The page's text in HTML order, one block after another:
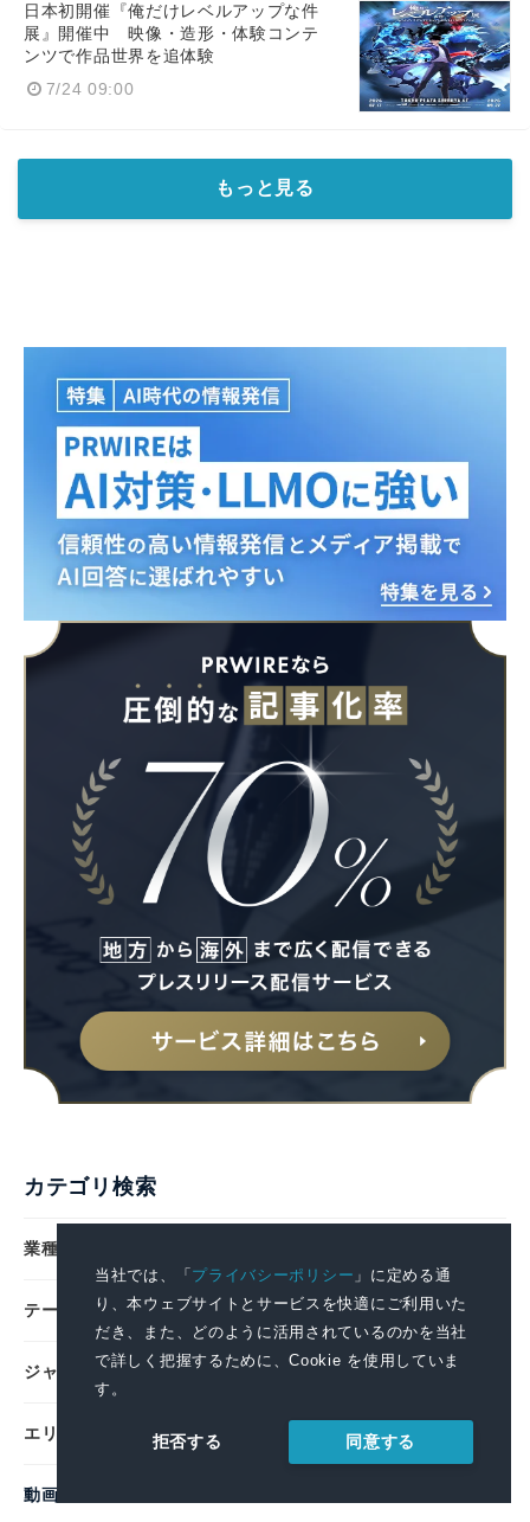
当社では、「プライバシーポリシー 」に定める通
り、本ウェブサイトとサービスを快適にご利用いた
だき、また、どのように活用されているのかを当社
で詳しく把握するために、Cookie を使用していま
す。
拒否する 同意する
日本初開催『俺だけレベルアップな件
展』開催中 映像・造形・体験コンテ
ンツで作品世界を追体験
7/24 09:00
もっと見る
カテゴリ検索
業種
テーマ
ジャンル
エリア
動画